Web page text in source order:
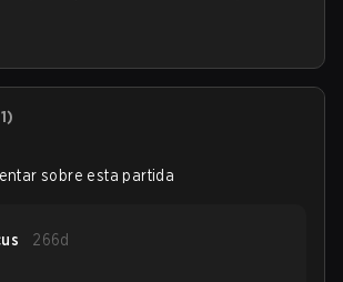
)
sobre esta partida
266d